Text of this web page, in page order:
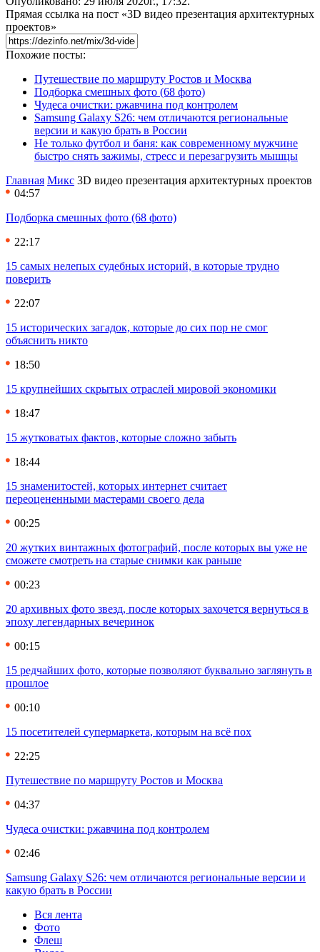
Прямая ссылка на пост «3D видео презентация архитектурных
проектов»
Похожие посты:
Путешествие по маршруту Ростов и Москва
Подборка смешных фото (68 фото)
Чудеса очистки: ржавчина под контролем
Samsung Galaxy S26: чем отличаются региональные
версии и какую брать в России
Не только футбол и баня: как современному мужчине
быстро снять зажимы, стресс и перезагрузить мышцы
Главная Микс 3D видео презентация архитектурных проектов
04:57
Подборка смешных фото (68 фото)
22:17
15 самых нелепых судебных историй, в которые трудно
поверить
22:07
15 исторических загадок, которые до сих пор не смог
объяснить никто
18:50
15 крупнейших скрытых отраслей мировой экономики
18:47
15 жутковатых фактов, которые сложно забыть
18:44
15 знаменитостей, которых интернет считает
переоцененными мастерами своего дела
00:25
20 жутких винтажных фотографий, после которых вы уже не
сможете смотреть на старые снимки как раньше
00:23
20 архивных фото звезд, после которых захочется вернуться в
эпоху легендарных вечеринок
00:15
15 редчайших фото, которые позволяют буквально заглянуть в
прошлое
00:10
15 посетителей супермаркета, которым на всё пох
22:25
Путешествие по маршруту Ростов и Москва
04:37
Чудеса очистки: ржавчина под контролем
02:46
Samsung Galaxy S26: чем отличаются региональные версии и
какую брать в России
Вся лента
Фото
Флеш